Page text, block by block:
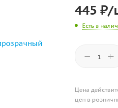
445 ₽/
Есть в
Цена
цен в